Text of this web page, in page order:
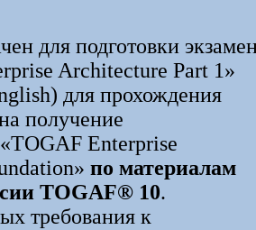
для подготовки
Architecture Part 1»
для прохождения
получение
Enterprise
по материалам
TOGAF® 10.
требования к